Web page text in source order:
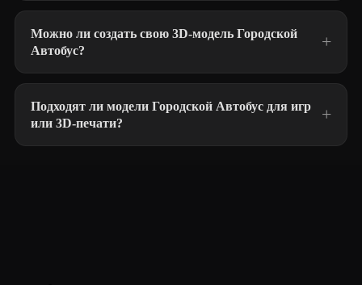
Можно ли создать свою 3D-модель Городской
Автобус?
Подходят ли модели Городской Автобус для игр
или 3D-печати?